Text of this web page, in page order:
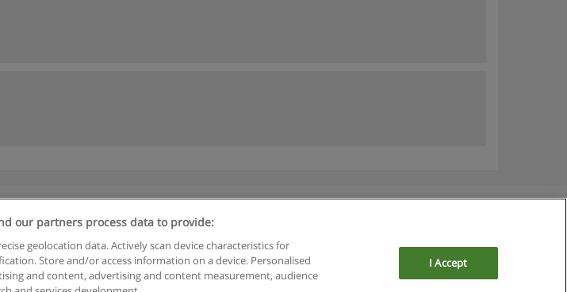
de datos Contactar con Educaedu
- CIF : B-95610580: -www.educaedu.com.ar
our partners process data to provide:
geolocation data. Actively scan device characteristics for
Store and/or access information on a device. Personalised
and content, advertising and content measurement, audience
I Accept